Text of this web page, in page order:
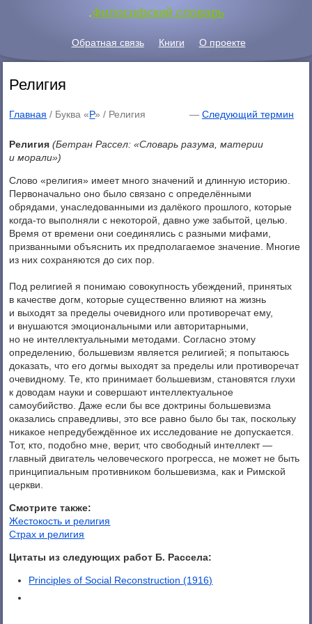
.Философский словарь
Обратная связь Книги О проекте
Религия
Главная / Буква «Р» / Религия — Следующий термин
Религия (Бетран Рассел: «Словарь разума, материи
и морали»)
Слово «религия» имеет много значений и длинную историю.
Первоначально оно было связано с определёнными
обрядами, унаследованными из далёкого прошлого, которые
когда-то выполняли с некоторой, давно уже забытой, целью.
Время от времени они соединялись с разными мифами,
призванными объяснить их предполагаемое значение. Многие
из них сохраняются до сих пор.
Под религией я понимаю совокупность убеждений, принятых
в качестве догм, которые существенно влияют на жизнь
и выходят за пределы очевидного или противоречат ему,
и внушаются эмоциональными или авторитарными,
но не интеллектуальными методами. Согласно этому
определению, большевизм является религией; я попытаюсь
доказать, что его догмы выходят за пределы или противоречат
очевидному. Те, кто принимает большевизм, становятся глухи
к доводам науки и совершают интеллектуальное
самоубийство. Даже если бы все доктрины большевизма
оказались справедливы, это все равно было бы так, поскольку
никакое непредубеждённое их исследование не допускается.
Тот, кто, подобно мне, верит, что свободный интеллект —
главный двигатель человеческого прогресса, не может не быть
принципиальным противником большевизма, как и Римской
церкви.
Смотрите также:
Жестокость и религия
Страх и религия
Цитаты из следующих работ Б. Рассела:
Principles of Social Reconstruction (1916)